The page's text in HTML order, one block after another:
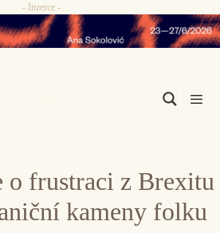
- Inzerce -
o frustraci z Brexitu
kameny folku